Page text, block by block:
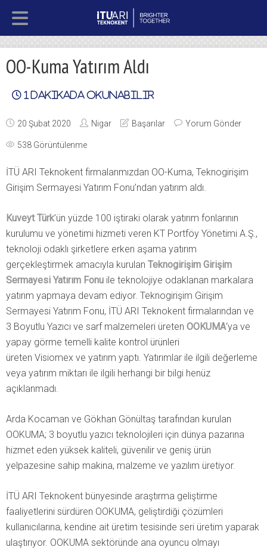
OO-Kuma Yatırım Aldı
1 dakikada okunabilir
20 Şubat 2020 Nigar Başarılar Yorum Gönder
538 Görüntülenme
İTÜ ARI Teknokent firmalarımızdan OO-Kuma, Teknogirişim
Girişim Sermayesi Yatırım Fonu’ndan yatırım aldı.
Kuveyt Türk’ün yüzde 100 iştiraki olarak yatırım fonlarının
kurulumu ve yönetimi hizmeti veren KT Portföy Yönetimi A.Ş.,
teknoloji odaklı şirketlere erken aşama yatırım
gerçekleştirmek amacıyla kurulan Teknogirişim Girişim
Sermayesi Yatırım Fonu ile teknolojiye odaklanan markalara
yatırım yapmaya devam ediyor. Teknogirişim Girişim
Sermayesi Yatırım Fonu, İTÜ ARI Teknokent firmalarından ve
3 Boyutlu Yazıcı ve sarf malzemeleri üreten OOKUMA‘ya ve
yapay görme temelli kalite kontrol ürünleri
üreten Visiomex ve yatırım yaptı. Yatırımlar ile ilgili değerleme
veya yatırım miktarı ile ilgili herhangi bir bilgi henüz
açıklanmadı.
Arda Kocaman ve Gökhan Gönültaş tarafından kurulan
OOKUMA; 3 boyutlu yazıcı teknolojileri için dünya pazarına
hizmet eden yüksek kaliteli, güvenilir ve geniş ürün
yelpazesine sahip makina, malzeme ve yazılım üretiyor.
İTÜ ARI Teknokent bünyesinde araştırma geliştirme
faaliyetlerini sürdüren OOKUMA, geliştirdiği çözümleri
kullanıcılarına, kendine ait üretim tesisinde seri üretim yaparak
ulaştırıyor. OOKUMA sektöründe ana oyuncu olmayı